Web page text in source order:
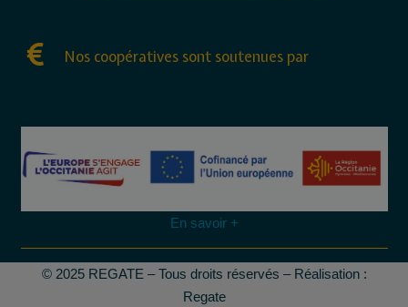
Nos coopératives sont soutenues par
En savoir +
© 2025 REGATE – Tous droits réservés – Réalisation :
Regate